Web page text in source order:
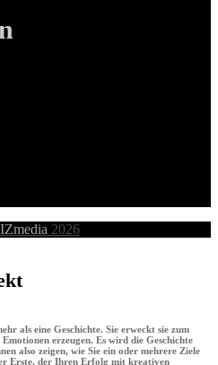
2026
als eine Geschichte. Sie erweckt sie zum
erzeugen. Es wird die Geschichte
also zeigen, wie Sie ein oder mehrere Ziele
Erste, der Ihren Erfolg mit kreativen